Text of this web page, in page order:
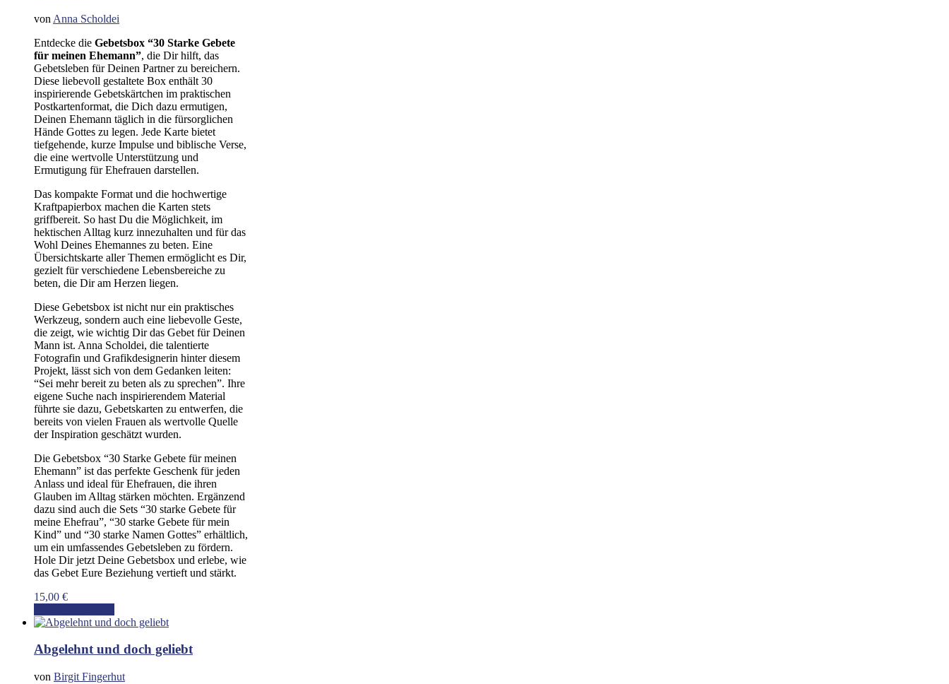
von Anna Scholdei
Entdecke die Gebetsbox “30 Starke Gebete
für meinen Ehemann”, die Dir hilft, das
Gebetsleben für Deinen Partner zu bereichern.
Diese liebevoll gestaltete Box enthält 30
inspirierende Gebetskärtchen im praktischen
Postkartenformat, die Dich dazu ermutigen,
Deinen Ehemann täglich in die fürsorglichen
Hände Gottes zu legen. Jede Karte bietet
tiefgehende, kurze Impulse und biblische Verse,
die eine wertvolle Unterstützung und
Ermutigung für Ehefrauen darstellen.
Das kompakte Format und die hochwertige
Kraftpapierbox machen die Karten stets
griffbereit. So hast Du die Möglichkeit, im
hektischen Alltag kurz innezuhalten und für das
Wohl Deines Ehemannes zu beten. Eine
Übersichtskarte aller Themen ermöglicht es Dir,
gezielt für verschiedene Lebensbereiche zu
beten, die Dir am Herzen liegen.
Diese Gebetsbox ist nicht nur ein praktisches
Werkzeug, sondern auch eine liebevolle Geste,
die zeigt, wie wichtig Dir das Gebet für Deinen
Mann ist. Anna Scholdei, die talentierte
Fotografin und Grafikdesignerin hinter diesem
Projekt, lässt sich von dem Gedanken leiten:
“Sei mehr bereit zu beten als zu sprechen”. Ihre
eigene Suche nach inspirierendem Material
führte sie dazu, Gebetskarten zu entwerfen, die
bereits von vielen Frauen als wertvolle Quelle
der Inspiration geschätzt wurden.
Die Gebetsbox “30 Starke Gebete für meinen
Ehemann” ist das perfekte Geschenk für jeden
Anlass und ideal für Ehefrauen, die ihren
Glauben im Alltag stärken möchten. Ergänzend
dazu sind auch die Sets “30 starke Gebete für
meine Ehefrau”, “30 starke Gebete für mein
Kind” und “30 starke Namen Gottes” erhältlich,
um ein umfassendes Gebetsleben zu fördern.
Hole Dir jetzt Deine Gebetsbox und erlebe, wie
das Gebet Eure Beziehung vertieft und stärkt.
15,00 €
Abgelehnt und doch geliebt
von Birgit Fingerhut